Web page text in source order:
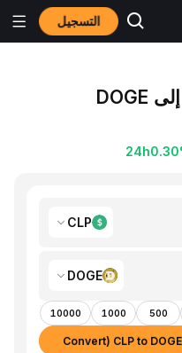
التسجيل
حوِّل 1 CLP (بيزو تشيلي) إلى DOGE
24h
CLP
DOGE
500
1000
10000